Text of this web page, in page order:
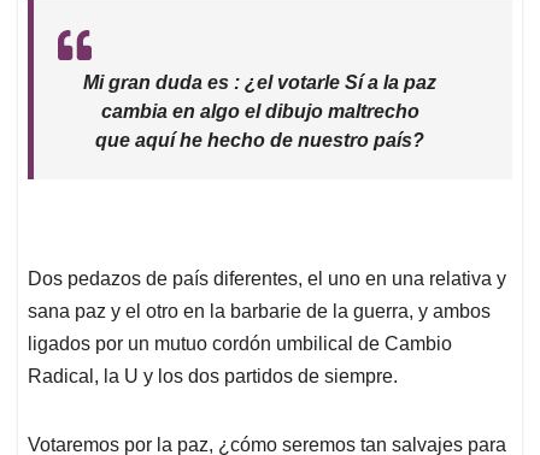
Mi gran duda es : ¿el votarle Sí a la paz
cambia en algo el dibujo maltrecho
que aquí he hecho de nuestro país?
Dos pedazos de país diferentes, el uno en una relativa y
sana paz y el otro en la barbarie de la guerra, y ambos
ligados por un mutuo cordón umbilical de Cambio
Radical, la U y los dos partidos de siempre.
Votaremos por la paz, ¿cómo seremos tan salvajes para